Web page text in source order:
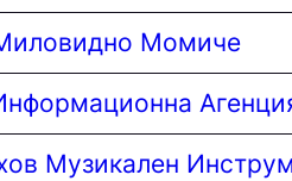
Момиче
Музикален